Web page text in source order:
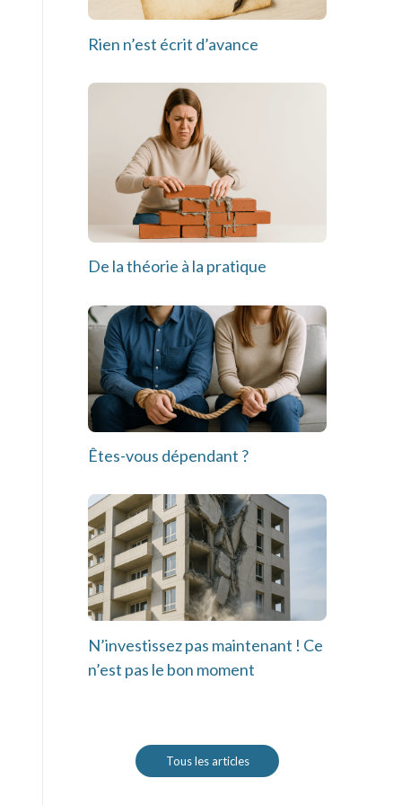
Rien n’est écrit d’avance
De la théorie à la pratique
Êtes-vous dépendant ?
N’investissez pas maintenant ! Ce
n’est pas le bon moment
Tous les articles